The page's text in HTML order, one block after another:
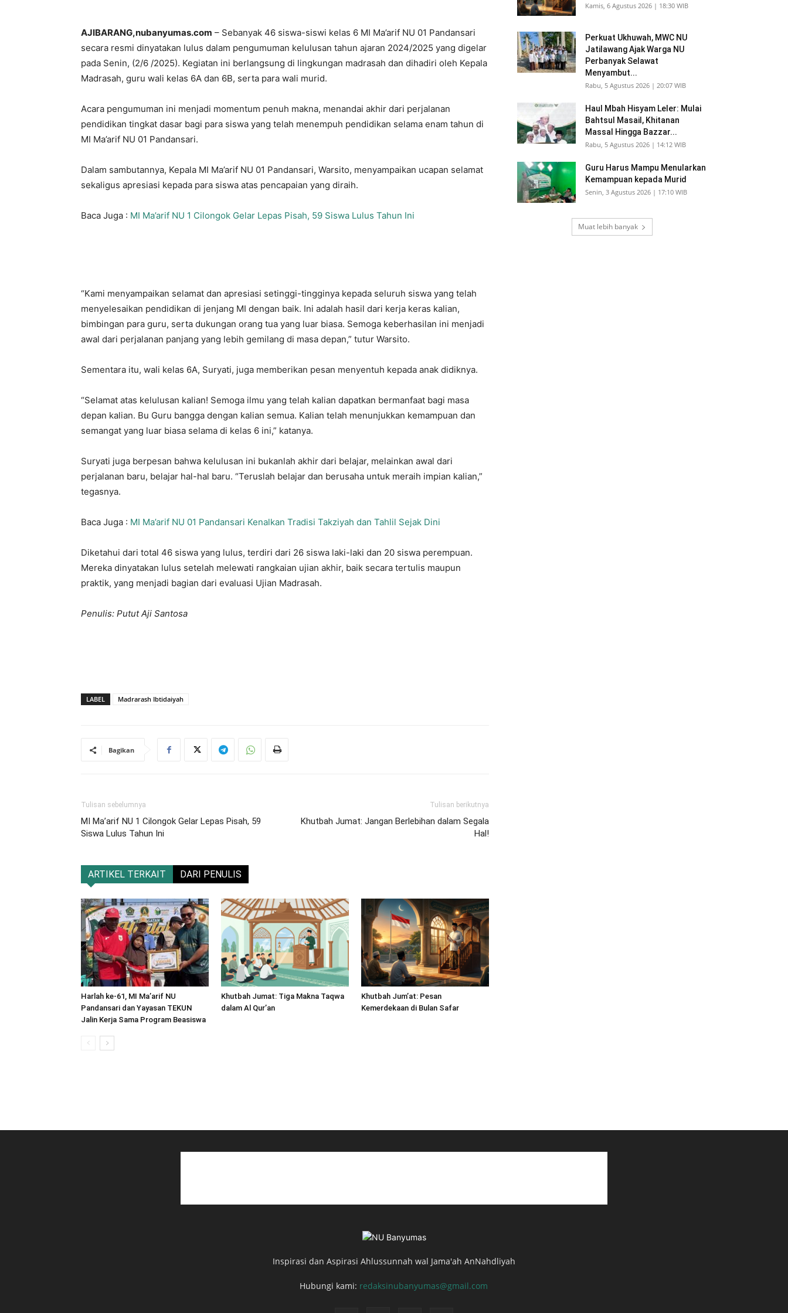
AJIBARANG,nubanyumas.com – Sebanyak 46 siswa-siswi kelas 6 MI Ma’arif NU 01 Pandansari
secara resmi dinyatakan lulus dalam pengumuman kelulusan tahun ajaran 2024/2025 yang digelar
pada Senin, (2/6 /2025). Kegiatan ini berlangsung di lingkungan madrasah dan dihadiri oleh Kepala
Madrasah, guru wali kelas 6A dan 6B, serta para wali murid.
Acara pengumuman ini menjadi momentum penuh makna, menandai akhir dari perjalanan
pendidikan tingkat dasar bagi para siswa yang telah menempuh pendidikan selama enam tahun di
MI Ma’arif NU 01 Pandansari.
Dalam sambutannya, Kepala MI Ma’arif NU 01 Pandansari, Warsito, menyampaikan ucapan selamat
sekaligus apresiasi kepada para siswa atas pencapaian yang diraih.
Baca Juga : MI Ma’arif NU 1 Cilongok Gelar Lepas Pisah, 59 Siswa Lulus Tahun Ini
“Kami menyampaikan selamat dan apresiasi setinggi-tingginya kepada seluruh siswa yang telah
menyelesaikan pendidikan di jenjang MI dengan baik. Ini adalah hasil dari kerja keras kalian,
bimbingan para guru, serta dukungan orang tua yang luar biasa. Semoga keberhasilan ini menjadi
awal dari perjalanan panjang yang lebih gemilang di masa depan,” tutur Warsito.
Sementara itu, wali kelas 6A, Suryati, juga memberikan pesan menyentuh kepada anak didiknya.
“Selamat atas kelulusan kalian! Semoga ilmu yang telah kalian dapatkan bermanfaat bagi masa
depan kalian. Bu Guru bangga dengan kalian semua. Kalian telah menunjukkan kemampuan dan
semangat yang luar biasa selama di kelas 6 ini,” katanya.
Suryati juga berpesan bahwa kelulusan ini bukanlah akhir dari belajar, melainkan awal dari
perjalanan baru, belajar hal-hal baru. “Teruslah belajar dan berusaha untuk meraih impian kalian,”
tegasnya.
Baca Juga : MI Ma’arif NU 01 Pandansari Kenalkan Tradisi Takziyah dan Tahlil Sejak Dini
Diketahui dari total 46 siswa yang lulus, terdiri dari 26 siswa laki-laki dan 20 siswa perempuan.
Mereka dinyatakan lulus setelah melewati rangkaian ujian akhir, baik secara tertulis maupun
praktik, yang menjadi bagian dari evaluasi Ujian Madrasah.
Penulis: Putut Aji Santosa
LABEL Madrarash Ibtidaiyah
Bagikan
Tulisan sebelumnya
MI Ma’arif NU 1 Cilongok Gelar Lepas Pisah, 59
Siswa Lulus Tahun Ini
Tulisan berikutnya
Khutbah Jumat: Jangan Berlebihan dalam Segala
Hal!
ARTIKEL TERKAIT DARI PENULIS
Harlah ke-61, MI Ma’arif NU
Pandansari dan Yayasan TEKUN
Jalin Kerja Sama Program Beasiswa
Khutbah Jumat: Tiga Makna Taqwa
dalam Al Qur’an
Khutbah Jum’at: Pesan
Kemerdekaan di Bulan Safar
Kamis, 6 Agustus 2026 | 18:30 WIB
Perkuat Ukhuwah, MWC NU
Jatilawang Ajak Warga NU
Perbanyak Selawat
Menyambut...
Rabu, 5 Agustus 2026 | 20:07 WIB
Haul Mbah Hisyam Leler: Mulai
Bahtsul Masail, Khitanan
Massal Hingga Bazzar...
Rabu, 5 Agustus 2026 | 14:12 WIB
Guru Harus Mampu Menularkan
Kemampuan kepada Murid
Senin, 3 Agustus 2026 | 17:10 WIB
Muat lebih banyak
Inspirasi dan Aspirasi Ahlussunnah wal Jama'ah AnNahdliyah
Hubungi kami: redaksinubanyumas@gmail.com